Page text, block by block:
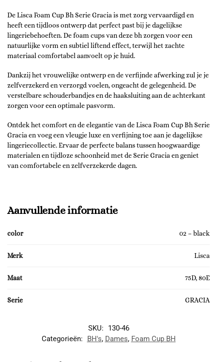
De Lisca Foam Cup Bh Serie Gracia is met zorg vervaardigd en
heeft een tijdloos ontwerp dat perfect past bij je dagelijkse
lingeriebehoeften. De foam cups van deze bh zorgen voor een
natuurlijke vorm en subtiel liftend effect, terwijl het zachte
materiaal comfortabel aanvoelt op je huid.
Dankzij het vrouwelijke ontwerp en de verfijnde afwerking zul je je
zelfverzekerd en verzorgd voelen, ongeacht de gelegenheid. De
verstelbare schouderbandjes en de haaksluiting aan de achterkant
zorgen voor een optimale pasvorm.
Ontdek het comfort en de elegantie van de Lisca Foam Cup Bh Serie
Gracia en voeg een vleugje luxe en verfijning toe aan je dagelijkse
lingeriecollectie. Ervaar de perfecte balans tussen hoogwaardige
materialen en tijdloze schoonheid met de Serie Gracia en geniet
van comfortabele en zelfverzekerde dagen.
Aanvullende informatie
color 02 – black
Merk Lisca
Maat 75D, 80E
Serie GRACIA
SKU:
130-46
Categorieën:
BH's, Dames, Foam Cup BH